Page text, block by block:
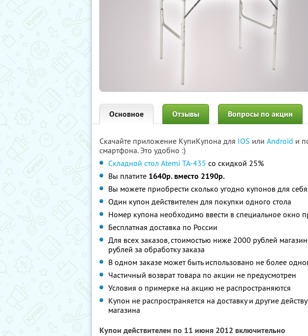
Основное Отзывы Вопросы по акции
Скачайте приложение КупиКупона для IOS или Android и
смартфона. Это удобно :)
Складной стол Atemi TA-435 со скидкой 25%
Вы платите 1640р. вместо 2190р.
Вы можете приобрести сколько угодно купонов для
Один купон действителен для покупки одного стола
Номер купона необходимо ввести в специальное окно
Бесплатная доставка по России
Для всех заказов, стоимостью ниже 2000 рублей
рублей за обработку заказа
В одном заказе может быть использовано не более
Частичный возврат товара по акции не предусмотрен
Условия о примерке на акцию не распространяются
Купон не распространяется на доставку и другие
магазина
Купон действителен по 11 июня 2012 включительно